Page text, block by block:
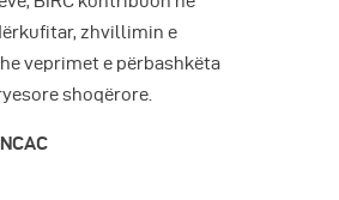
zhvillimin e
veprimet e përbashkëta
shoqërore.